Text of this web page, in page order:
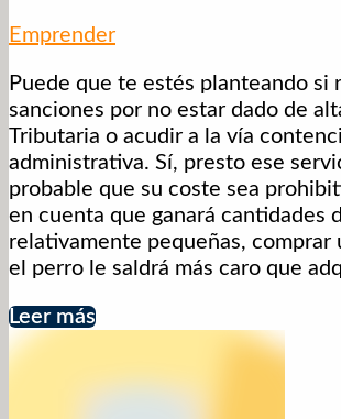
Emprender
Puede que te estés planteando si
sanciones por no estar dado de
Tributaria o acudir a la vía
administrativa. Sí, presto ese
probable que su coste sea
en cuenta que ganará cantidades
relativamente pequeñas, comprar
el perro le saldrá más caro que
Leer más